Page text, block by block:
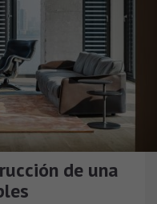
de una